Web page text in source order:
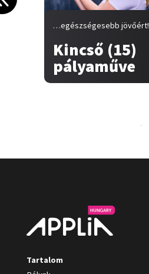
…egészségesebb jövőért!
Kincső (15)
pályaműve
Tartalom